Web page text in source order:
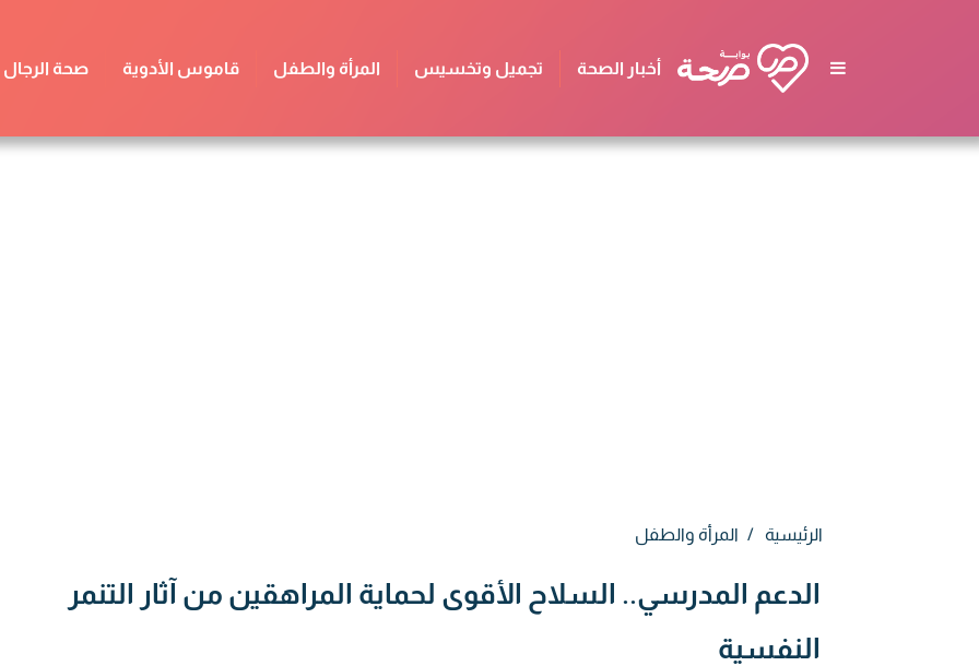
أخبار الصحة تجميل وتخسيس المرأة والطفل قاموس الأدوية صحة الرجال
الرئيسية المرأة والطفل
الدعم المدرسي.. السلاح الأقوى لحماية المراهقين من آثار التنمر
النفسية